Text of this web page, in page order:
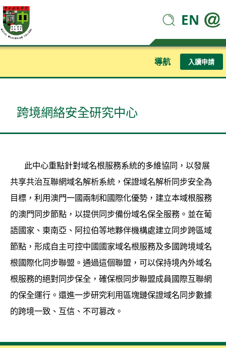
EN
導航 入讀申請
跨境網絡安全研究中心
此中心重點針對域名根服務系統的多維協同，以發展
共享共治互聯網域名解析系統，保證域名解析同步安全為
目標，利用澳門一國兩制和國際化優勢，建立本域根服務
的澳門同步節點，以提供同步備份域名保全服務。並在葡
語國家、東南亞、阿拉伯等地夥伴機構處建立同步跨區域
節點，形成自主可控中國國家域名根服務及多國跨境域名
根國際化同步聯盟。通過這個聯盟，可以保持境內外域名
根服務的絕對同步保全，確保根同步聯盟成員國際互聯網
的保全運行。還進一步研究利用區塊鏈保證域名同步數據
的跨境一致、互信、不可篡改。